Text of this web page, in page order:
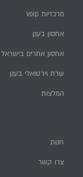
מרכזיות voip
אחסון בענן
אחסון אתרים בישראל
שרת וירטואלי בענן
המלצות
חנות
צרו קשר